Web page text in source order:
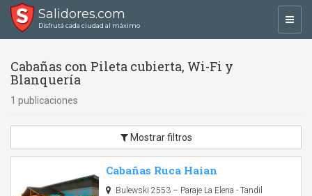
Salidores.com
Disfrutá cada ciudad al máximo
Cabañas con Pileta cubierta, Wi-Fi y
Blanquería
1 publicaciones
Mostrar filtros
Cabañas Ruca Haian
Bulewski 2553 – Paraje La Elena - Tandil